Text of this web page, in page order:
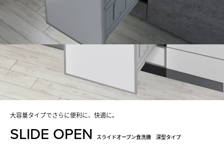
大容量タイプでさらに便利に、快適に。
SLIDE OPEN スライドオープン食洗機 深型タイプ